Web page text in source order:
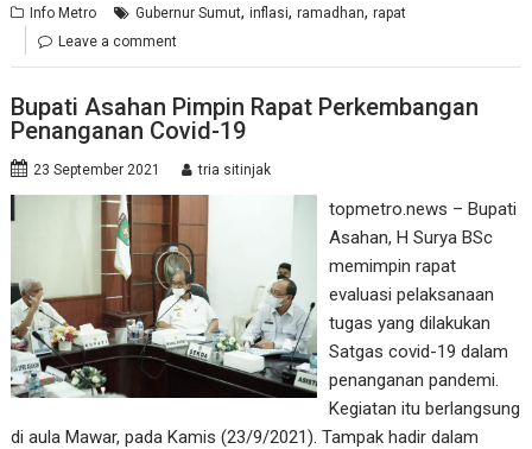
Info Metro Gubernur Sumut,inflasi,ramadhan,rapat
Leave a comment
Bupati Asahan Pimpin Rapat Perkembangan
Penanganan Covid-19
23 September 2021 tria sitinjak
topmetro.news – Bupati
Asahan, H Surya BSc
memimpin rapat
evaluasi pelaksanaan
tugas yang dilakukan
Satgas covid-19 dalam
penanganan pandemi.
Kegiatan itu berlangsung
di aula Mawar, pada Kamis (23/9/2021). Tampak hadir dalam